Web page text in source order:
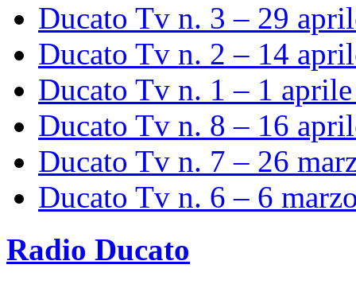
Ducato Tv n. 3 – 29
Ducato Tv n. 2 – 14
Ducato Tv n. 1 – 1
Ducato Tv n. 8 – 16
Ducato Tv n. 7 – 26
Ducato Tv n. 6 – 6
Radio Ducato